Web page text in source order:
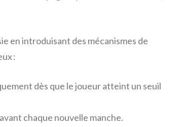
en introduisant des mécanismes de
:
dès que le joueur atteint un seuil
chaque nouvelle manche.